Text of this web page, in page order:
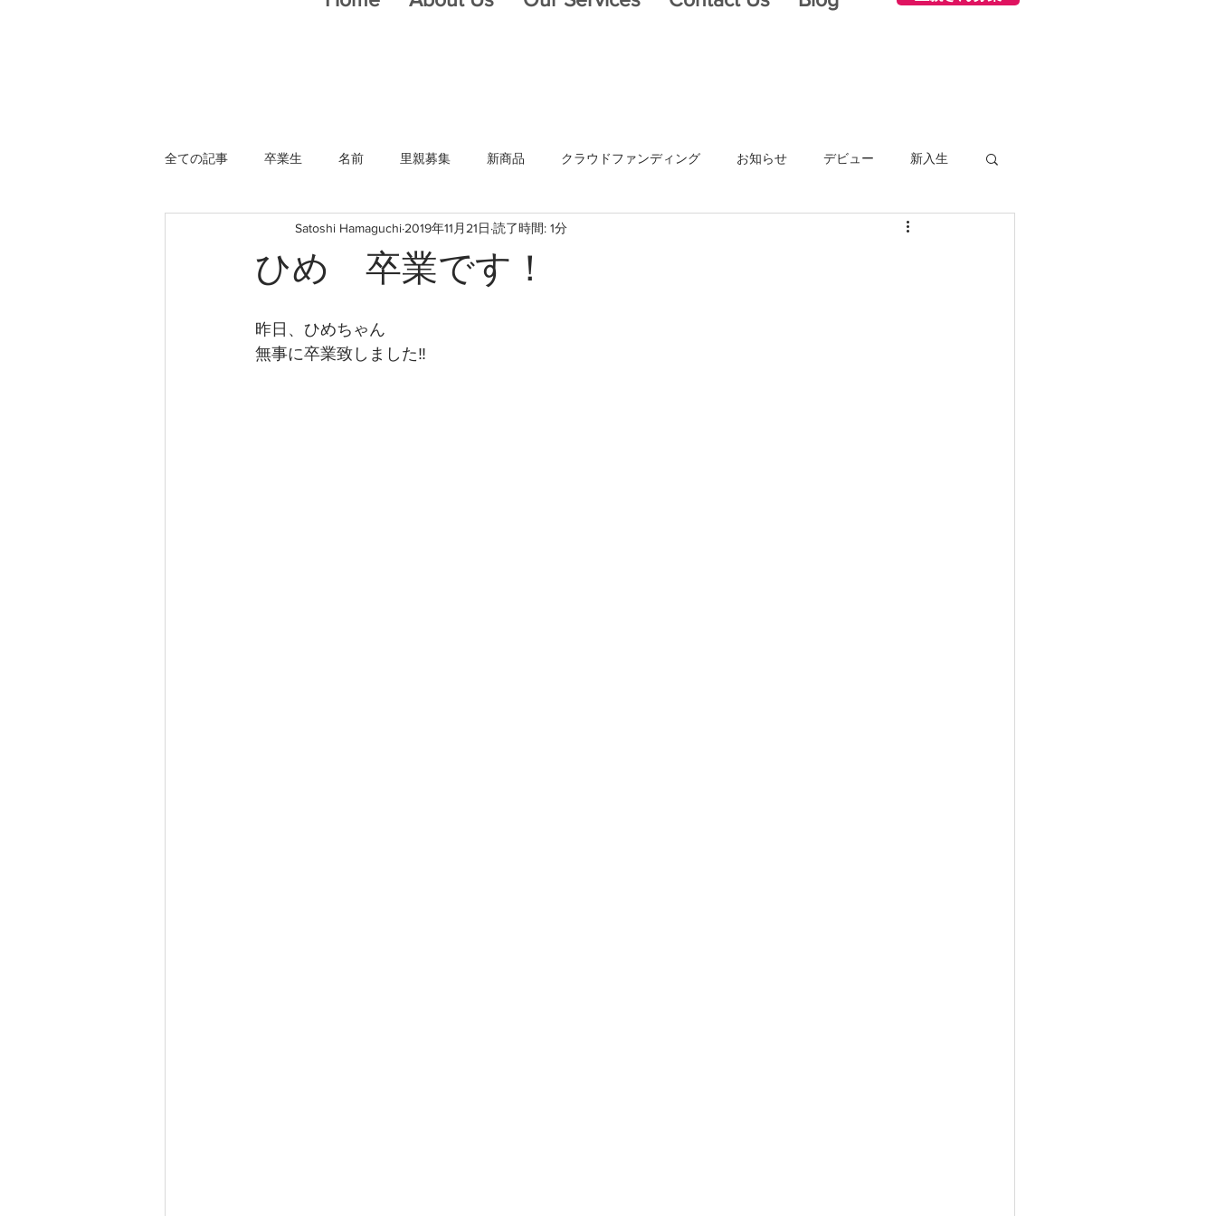
全ての記事 卒業生 名前 里親募集 新商品 クラウドファンディング お知らせ デビュー 新入生
ひめ 卒業です！
Satoshi Hamaguchi 2019年11月21日 読了時間: 1分
昨日、ひめちゃん
無事に卒業致しました‼️